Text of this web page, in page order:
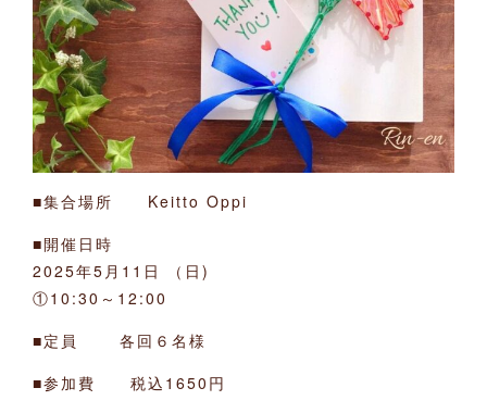
■集合場所 Keitto Oppi
■開催日時
2025年5月11日 （日)
①10:30～12:00
■定員 各回６名様
■参加費 税込1650円